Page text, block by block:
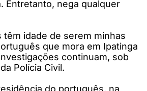
Entretanto, nega qualquer
têm idade de serem minhas
que mora em Ipatinga
continuam, sob
Polícia Civil.
do português, na